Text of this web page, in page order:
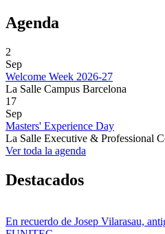
Agenda
2
Sep
Welcome Week 2026-27
La Salle Campus Barcelona
17
Sep
Masters' Experience Day
La Salle Executive & Professional
Ver toda la agenda
Destacados
En recuerdo de Josep Vilarasau,